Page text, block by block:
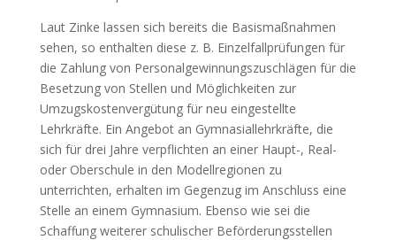
Laut Zinke lassen sich bereits die Basismaßnahmen
sehen, so enthalten diese z. B. Einzelfallprüfungen für
die Zahlung von Personalgewinnungszuschlägen für die
Besetzung von Stellen und Möglichkeiten zur
Umzugskostenvergütung für neu eingestellte
Lehrkräfte. Ein Angebot an Gymnasiallehrkräfte, die
sich für drei Jahre verpflichten an einer Haupt-, Real-
oder Oberschule in den Modellregionen zu
unterrichten, erhalten im Gegenzug im Anschluss eine
Stelle an einem Gymnasium. Ebenso wie sei die
Schaffung weiterer schulischer Beförderungsstellen